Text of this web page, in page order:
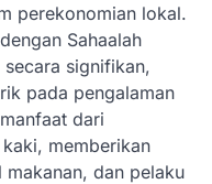
perekonomian lokal.
Sahaalah
signifikan,
pada pengalaman
dari
memberikan
dan pelaku